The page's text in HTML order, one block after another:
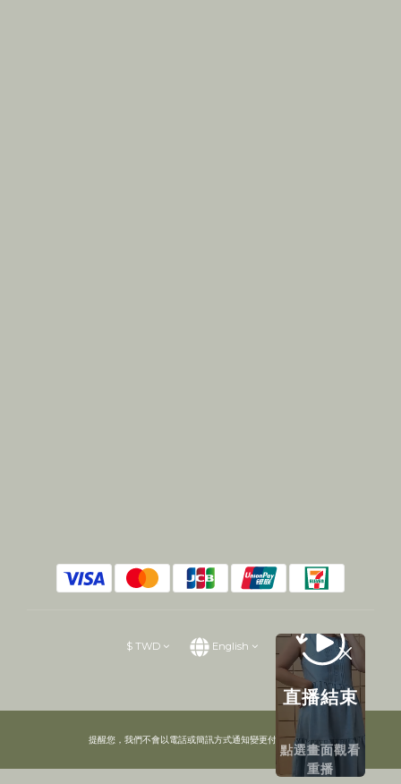
$ TWD English
提醒您，我們不會以電話或簡訊方式通知變更付款方式。
直播結束
點選畫面觀看
重播